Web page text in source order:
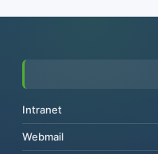
Intranet
Webmail